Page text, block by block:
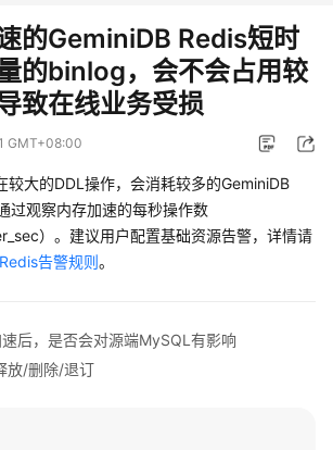
的GeminiDB Redis短时
的binlog，会不会占用较
致在线业务受损
GMT+08:00
较大的DDL操作，会消耗较多的GeminiDB
过观察内存加速的每秒操作数
）。建议用户配置基础资源告警，详情请
告警规则。
速后，是否会对源端MySQL有影响
放/删除/退订